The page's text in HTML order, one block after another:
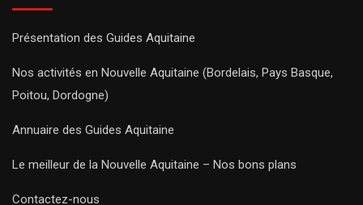
Présentation des Guides Aquitaine
Nos activités en Nouvelle Aquitaine (Bordelais, Pays Basque,
Poitou, Dordogne)
Annuaire des Guides Aquitaine
Le meilleur de la Nouvelle Aquitaine – Nos bons plans
Contactez-nous